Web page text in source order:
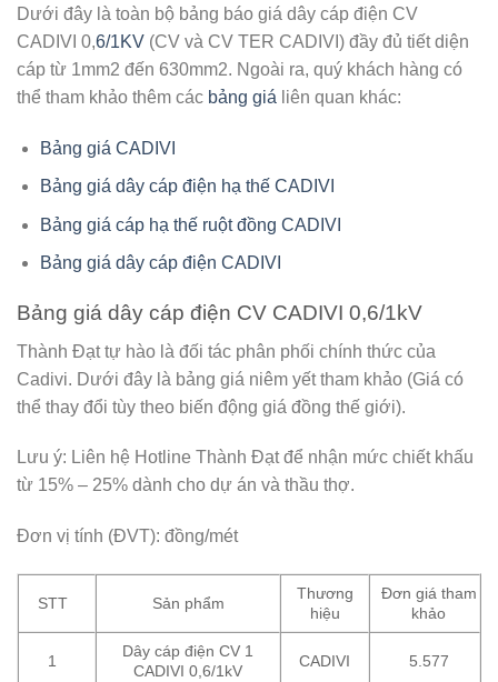
Dưới đây là toàn bộ bảng báo giá dây cáp điện CV
CADIVI 0,6/1KV (CV và CV TER CADIVI) đầy đủ tiết diện
cáp từ 1mm2 đến 630mm2. Ngoài ra, quý khách hàng có
thể tham khảo thêm các bảng giá liên quan khác:
Bảng giá CADIVI
Bảng giá dây cáp điện hạ thế CADIVI
Bảng giá cáp hạ thế ruột đồng CADIVI
Bảng giá dây cáp điện CADIVI
Bảng giá dây cáp điện CV CADIVI 0,6/1kV
Thành Đạt tự hào là đối tác phân phối chính thức của
Cadivi. Dưới đây là bảng giá niêm yết tham khảo (Giá có
thể thay đổi tùy theo biến động giá đồng thế giới).
Lưu ý: Liên hệ Hotline Thành Đạt để nhận mức chiết khấu
từ 15% – 25% dành cho dự án và thầu thợ.
Đơn vị tính (ĐVT): đồng/mét
STT Sản phẩm
Thương
hiệu
Đơn giá tham
khảo
1
Dây cáp điện CV 1
CADIVI 0,6/1kV
CADIVI 5.577